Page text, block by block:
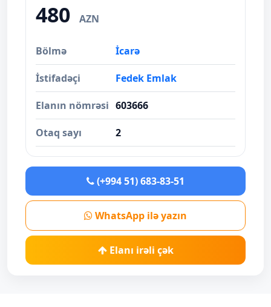
480 AZN
Bölmə İcarə
İstifadəçi Fedek Emlak
Elanın nömrəsi 603666
Otaq sayı 2
(+994 51) 683-83-51
WhatsApp ilə yazın
Elanı irəli çək